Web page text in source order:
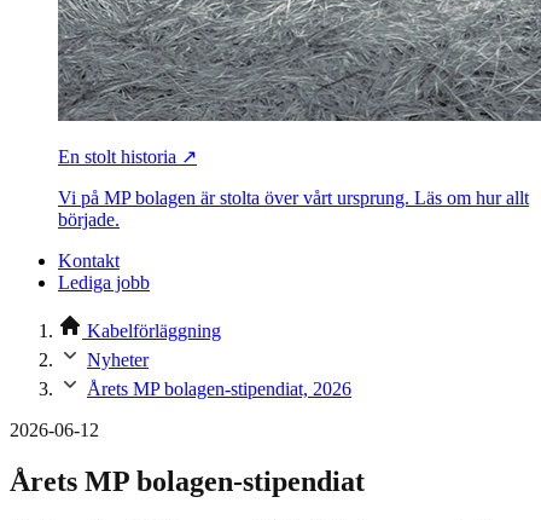
En stolt historia ↗
Vi på MP bolagen är stolta över vårt ursprung. Läs om hur allt
började.
Kontakt
Lediga jobb
Kabelförläggning
Nyheter
Årets MP bolagen-stipendiat, 2026
2026-06-12
Årets MP bolagen-stipendiat